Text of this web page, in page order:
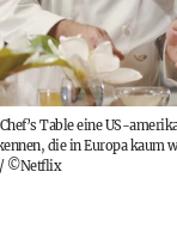
Table eine US-
die in Europa kaum
/ ©Netflix